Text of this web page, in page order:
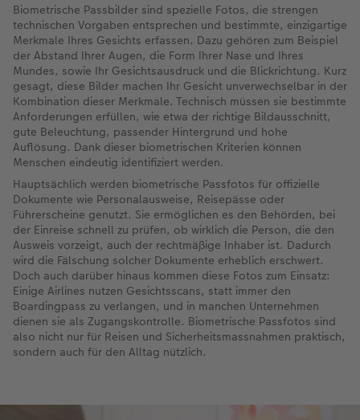
Biometrische Passbilder sind spezielle Fotos, die strengen
technischen Vorgaben entsprechen und bestimmte, einzigartige
Merkmale Ihres Gesichts erfassen. Dazu gehören zum Beispiel
der Abstand Ihrer Augen, die Form Ihrer Nase und Ihres
Mundes, sowie Ihr Gesichtsausdruck und die Blickrichtung. Kurz
gesagt, diese Bilder machen Ihr Gesicht unverwechselbar in der
Kombination dieser Merkmale. Technisch müssen sie bestimmte
Anforderungen erfüllen, wie etwa der richtige Bildausschnitt,
gute Beleuchtung, passender Hintergrund und hohe
Auflösung. Dank dieser biometrischen Kriterien können
Menschen eindeutig identifiziert werden.
Hauptsächlich werden biometrische Passfotos für offizielle
Dokumente wie Personalausweise, Reisepässe oder
Führerscheine genutzt. Sie ermöglichen es den Behörden, bei
der Einreise schnell zu prüfen, ob wirklich die Person, die den
Ausweis vorzeigt, auch der rechtmäßige Inhaber ist. Dadurch
wird die Fälschung solcher Dokumente erheblich erschwert.
Doch auch darüber hinaus kommen diese Fotos zum Einsatz:
Einige Airlines nutzen Gesichtsscans, statt immer den
Boardingpass zu verlangen, und in manchen Unternehmen
dienen sie als Zugangskontrolle. Biometrische Passfotos sind
also nicht nur für Reisen und Sicherheitsmassnahmen praktisch,
sondern auch für den Alltag nützlich.